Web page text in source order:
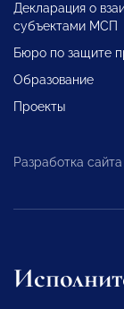
Декларация о
субъектами МСП
Бюро по защите
Образование
Проекты
Разработка